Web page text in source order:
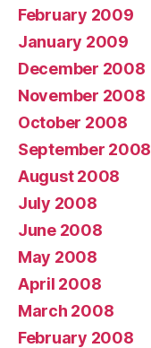
February 2009
January 2009
December 2008
November 2008
October 2008
September 2008
August 2008
July 2008
June 2008
May 2008
April 2008
March 2008
February 2008